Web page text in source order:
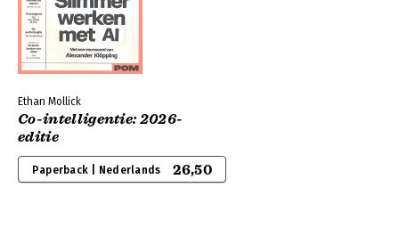
Ethan Mollick
Co-intelligentie: 2026-
editie
Paperback | Nederlands 26,50